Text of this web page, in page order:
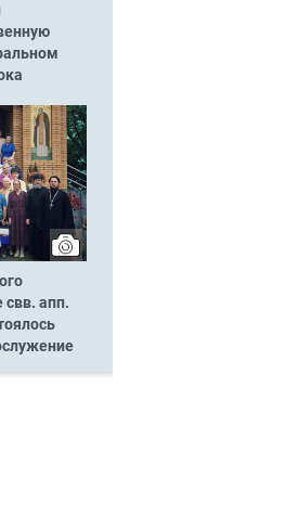
свв. апп.